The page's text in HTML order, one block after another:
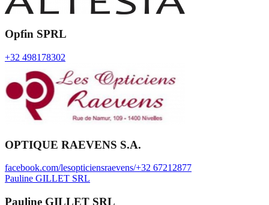
Opfin SPRL
+32 498178302
OPTIQUE RAEVENS S.A.
facebook.com/lesopticiensraevens/+32 67212877
Pauline GILLET SRL
Pauline GILLET SRL